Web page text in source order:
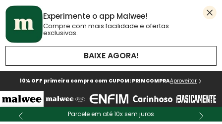
Experimente o app Malwee!
Compre com mais facilidade e ofertas
exclusivas.
BAIXE AGORA!
10% OFF primeira compra com CUPOM: PRIMCOMPRAAproveitar
Parcele em até 10x sem juros